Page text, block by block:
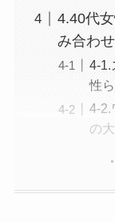
4.40代
み合わせ
4-1.
性
4-2.
の